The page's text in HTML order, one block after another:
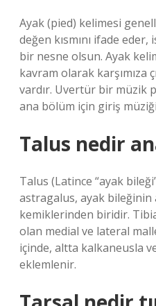
Ayak (pied) kelimesi
değen kısmını ifade
bir nesne olsun. Ayak
kavram olarak karşımıza
vardır. Uvertür bir müzik
ana bölüm için giriş
Talus nedir
Talus (Latince “ayak
astragalus, ayak bileğinin
kemiklerinden biridir. Tibia
olan medial ve lateral
içinde, altta kalkaneusla
eklemlenir.